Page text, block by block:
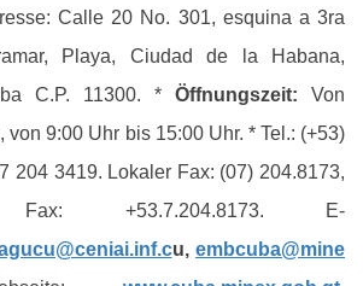
Calle 20 No. 301, esquina a 3ra
Playa, Ciudad de la Habana,
C.P. 11300. * Öffnungszeit: Von
von 9:00 Uhr bis 15:00 Uhr. * Tel.: (+53)
204 3419. Lokaler Fax: (07) 204.8173,
Fax: +53.7.204.8173. E-
u, embcuba@mine